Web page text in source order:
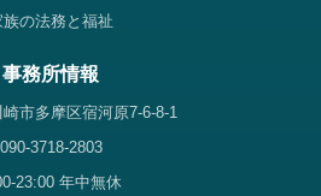
族の法務と福祉
事務所情報
市多摩区宿河原7-6-8-1
090-3718-2803
23:00 年中無休